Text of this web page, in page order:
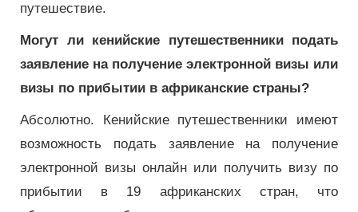
путешествие.
Могут ли кенийские путешественники подать
заявление на получение электронной визы или
визы по прибытии в африканские страны?
Абсолютно. Кенийские путешественники имеют
возможность подать заявление на получение
электронной визы онлайн или получить визу по
прибытии в 19 африканских стран, что